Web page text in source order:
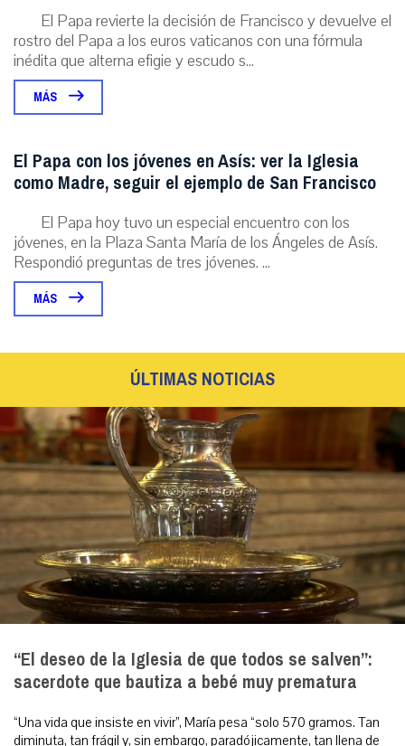
El Papa revierte la decisión de Francisco y devuelve el
rostro del Papa a los euros vaticanos con una fórmula
inédita que alterna efigie y escudo s...
MÁS
El Papa con los jóvenes en Asís: ver la Iglesia
como Madre, seguir el ejemplo de San Francisco
El Papa hoy tuvo un especial encuentro con los
jóvenes, en la Plaza Santa María de los Ángeles de Asís.
Respondió preguntas de tres jóvenes. ...
MÁS
ÚLTIMAS NOTICIAS
“El deseo de la Iglesia de que todos se salven”:
sacerdote que bautiza a bebé muy prematura
“Una vida que insiste en vivir”, María pesa “solo 570 gramos. Tan
diminuta, tan frágil y, sin embargo, paradójicamente, tan llena de